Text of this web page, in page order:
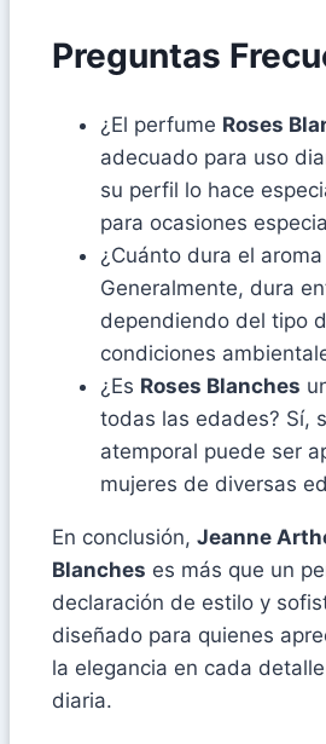
Preguntas
¿El perfume Roses
adecuado para uso
su perfil lo hace
para ocasiones
¿Cuánto dura el
Generalmente, dura
dependiendo del tipo
condiciones
¿Es Roses Blanches
todas las edades? Sí,
atemporal puede ser
mujeres de diversas
En conclusión, Jeanne
Blanches es más que un
declaración de estilo y
diseñado para quienes
la elegancia en cada
diaria.